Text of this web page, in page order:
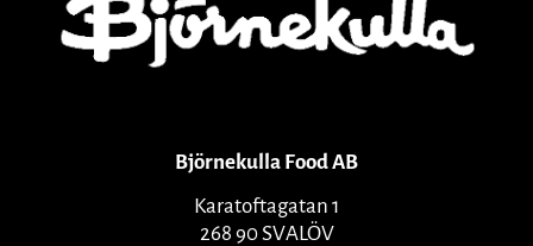
Björnekulla Food AB
Karatoftagatan 1
268 90 SVALÖV